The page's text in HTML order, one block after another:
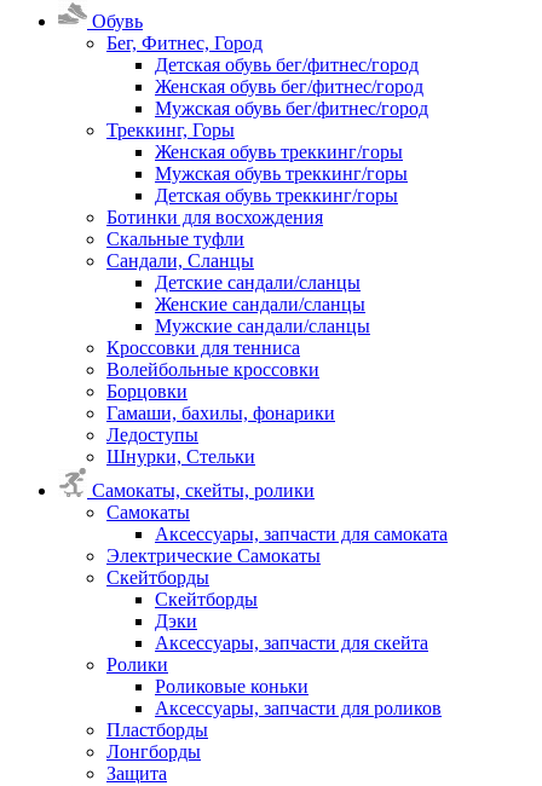
Обувь
Бег, Фитнес, Город
Детская обувь бег/фитнес/город
Женская обувь бег/фитнес/город
Мужская обувь бег/фитнес/город
Треккинг, Горы
Женская обувь треккинг/горы
Мужская обувь треккинг/горы
Детская обувь треккинг/горы
Ботинки для восхождения
Скальные туфли
Сандали, Сланцы
Детские сандали/сланцы
Женские сандали/сланцы
Мужские сандали/сланцы
Кроссовки для тенниса
Волейбольные кроссовки
Борцовки
Гамаши, бахилы, фонарики
Ледоступы
Шнурки, Стельки
Самокаты, скейты, ролики
Самокаты
Аксессуары, запчасти для самоката
Электрические Самокаты
Скейтборды
Скейтборды
Дэки
Аксессуары, запчасти для скейта
Ролики
Роликовые коньки
Аксессуары, запчасти для роликов
Пластборды
Лонгборды
Защита